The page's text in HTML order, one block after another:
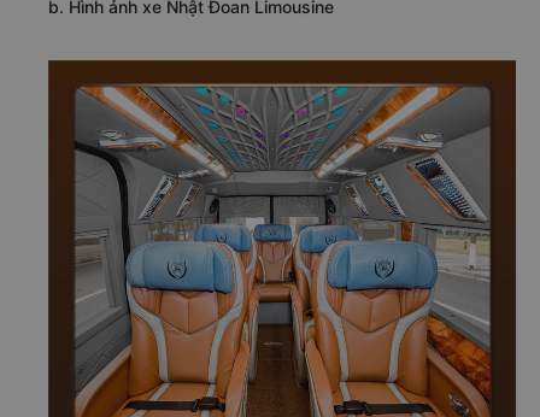
b. Hình ảnh xe Nhật Đoan Limousine